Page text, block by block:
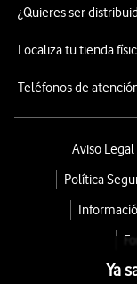
¿Quieres ser
Localiza tu tienda
Teléfonos de
Aviso Legal
Política
Ya